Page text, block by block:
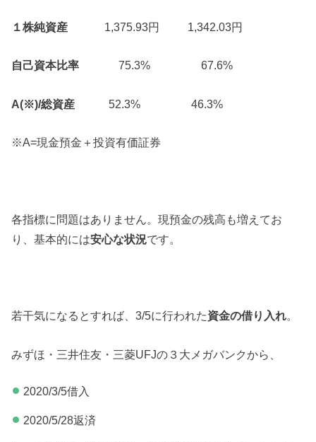
１株純資産 1,375.93円 1,342.03円
自己資本比率 75.3% 67.6%
A(※)/総資産 52.3% 46.3%
※A=現金預金＋投資有価証券
各指標に問題はありません。現預金の残高も増えてお
り、基本的には安心な状況です。
若干気になるとすれば、3/5に行われた資金の借り入れ。
みずほ・三井住友・三菱UFJの３大メガバンクから、
2020/3/5借入
2020/5/28返済